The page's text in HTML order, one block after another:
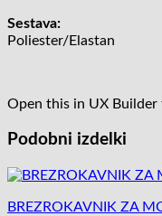
Sestava:
Poliester/Elastan
Open this in UX
Podobni izdelki
BREZROKAVNIK ZA